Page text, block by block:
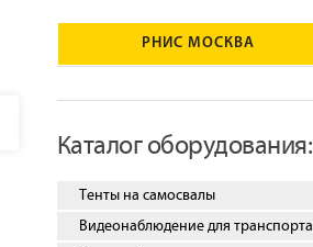
РНИС МОСКВА
Каталог оборудования:
Тенты на самосвалы
Видеонаблюдение для транспорта